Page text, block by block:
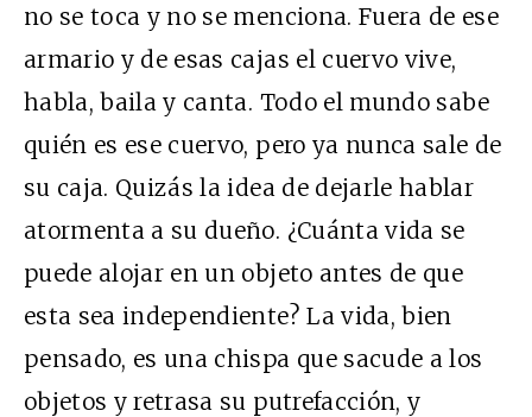
no se toca y no se menciona. Fuera de ese
armario y de esas cajas el cuervo vive,
habla, baila y canta. Todo el mundo sabe
quién es ese cuervo, pero ya nunca sale de
su caja. Quizás la idea de dejarle hablar
atormenta a su dueño. ¿Cuánta vida se
puede alojar en un objeto antes de que
esta sea independiente? La vida, bien
pensado, es una chispa que sacude a los
objetos y retrasa su putrefacción, y